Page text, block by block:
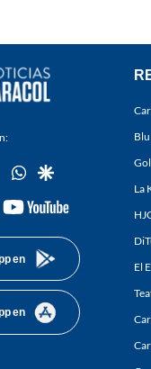
twitterwhatsapp
google
youtube-
en
en
La
El